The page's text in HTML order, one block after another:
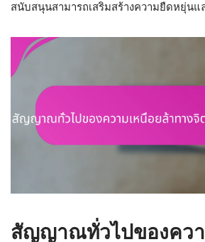
สนับสนุนสามารถเสริมสร้างความยืดหยุ่นแ
สัญญาณทั่วไปของควา